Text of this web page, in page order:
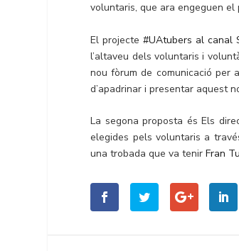
voluntaris, que ara engeguen el
El projecte #UAtubers al canal
l’altaveu dels voluntaris i
nou fòrum de comunicació per
d’apadrinar i presentar aquest
La segona proposta és Els
elegides pels voluntaris a
una trobada que va tenirFran